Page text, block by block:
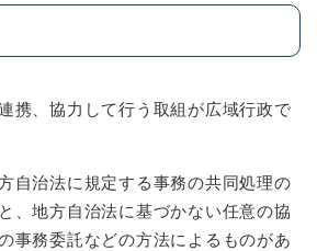
携、協力して行う取組が広域行政で
自治法に規定する事務の共同処理の
、地方自治法に基づかない任意の協
事務委託などの方法によるものがあ